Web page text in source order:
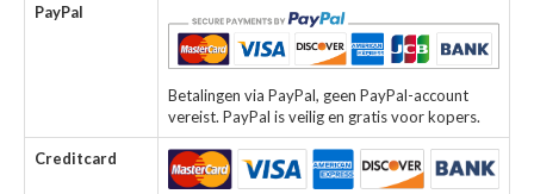
PayPal
Betalingen via PayPal, geen PayPal-account
vereist. PayPal is veilig en gratis voor kopers.
Creditcard